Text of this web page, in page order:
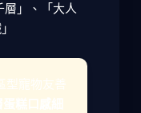
層」、「大人
型寵物友善
蛋糕口感細